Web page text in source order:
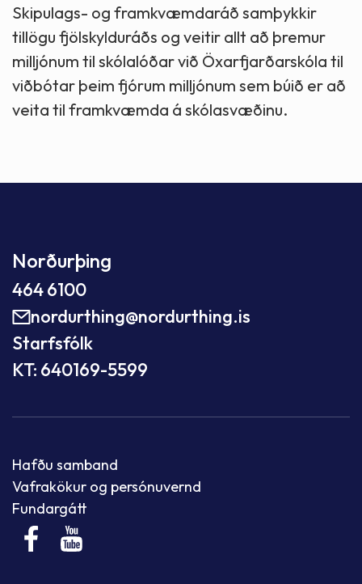
Skipulags- og framkvæmdaráð samþykkir
tillögu fjölskylduráðs og veitir allt að þremur
milljónum til skólalóðar við Öxarfjarðarskóla til
viðbótar þeim fjórum milljónum sem búið er að
veita til framkvæmda á skólasvæðinu.
Norðurþing
464 6100
nordurthing@nordurthing.is
Starfsfólk
KT: 640169-5599
Hafðu samband
Vafrakökur og persónuvernd
Fundargátt